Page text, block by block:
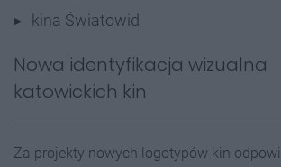
kina Światowid
Nowa identyfikacja wizualna
katowickich kin
Za projekty nowych logotypów kin